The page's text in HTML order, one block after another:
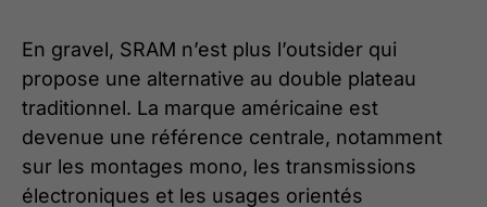
En gravel, SRAM n’est plus l’outsider qui
propose une alternative au double plateau
traditionnel. La marque américaine est
devenue une référence centrale, notamment
sur les montages mono, les transmissions
électroniques et les usages orientés